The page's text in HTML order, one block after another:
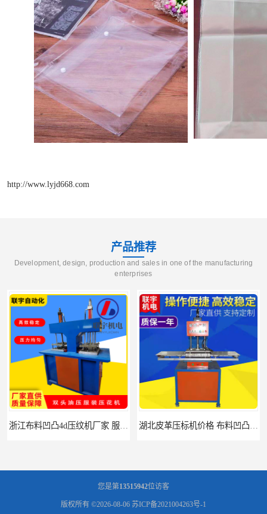
http://www.lyjd668.com
产品推荐
Development, design, production and sales in one of the manufacturing
enterprises
您是第13515942位访客
版权所有 ©2026-08-06 苏ICP备2021004263号-1